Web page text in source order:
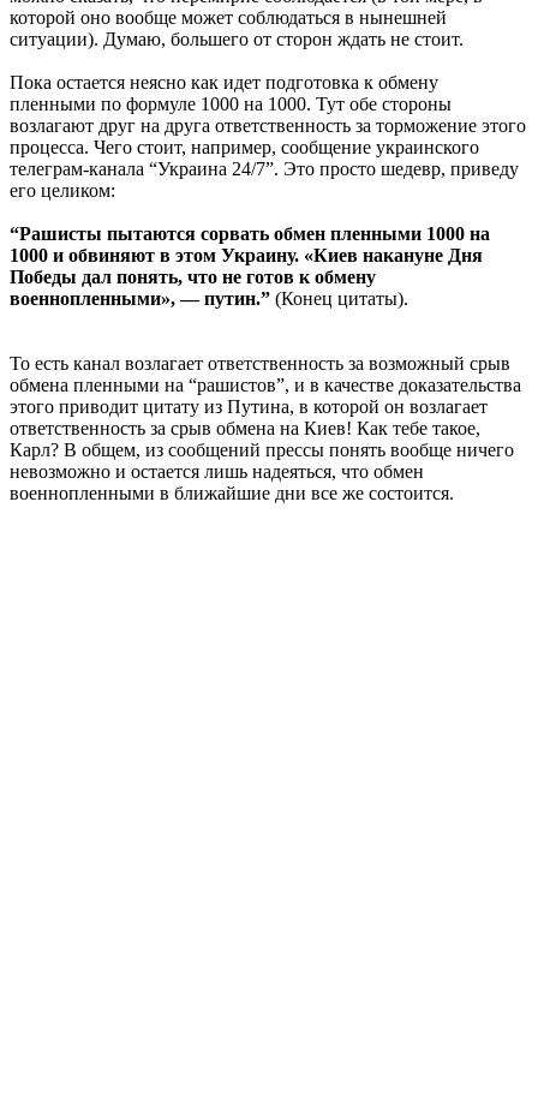
которой оно вообще может соблюдаться в нынешней
ситуации). Думаю, большего от сторон ждать не стоит.
Пока остается неясно как идет подготовка к обмену
пленными по формуле 1000 на 1000. Тут обе стороны
возлагают друг на друга ответственность за торможение этого
процесса. Чего стоит, например, сообщение украинского
телеграм-канала “Украина 24/7”. Это просто шедевр, приведу
его целиком:
“Рашисты пытаются сорвать обмен пленными 1000 на
1000 и обвиняют в этом Украину. «Киев накануне Дня
Победы дал понять, что не готов к обмену
военнопленными», — путин.” (Конец цитаты).
То есть канал возлагает ответственность за возможный срыв
обмена пленными на “рашистов”, и в качестве доказательства
этого приводит цитату из Путина, в которой он возлагает
ответственность за срыв обмена на Киев! Как тебе такое,
Карл? В общем, из сообщений прессы понять вообще ничего
невозможно и остается лишь надеяться, что обмен
военнопленными в ближайшие дни все же состоится.